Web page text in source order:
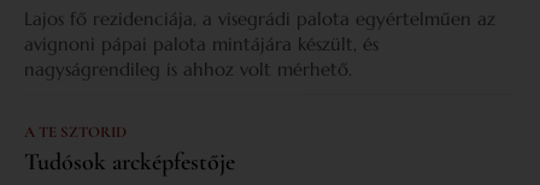
Lajos fő rezidenciája, a visegrádi palota egyértelműen az
avignoni pápai palota mintájára készült, és
nagyságrendileg is ahhoz volt mérhető.
A TE SZTORID
Tudósok arcképfestője